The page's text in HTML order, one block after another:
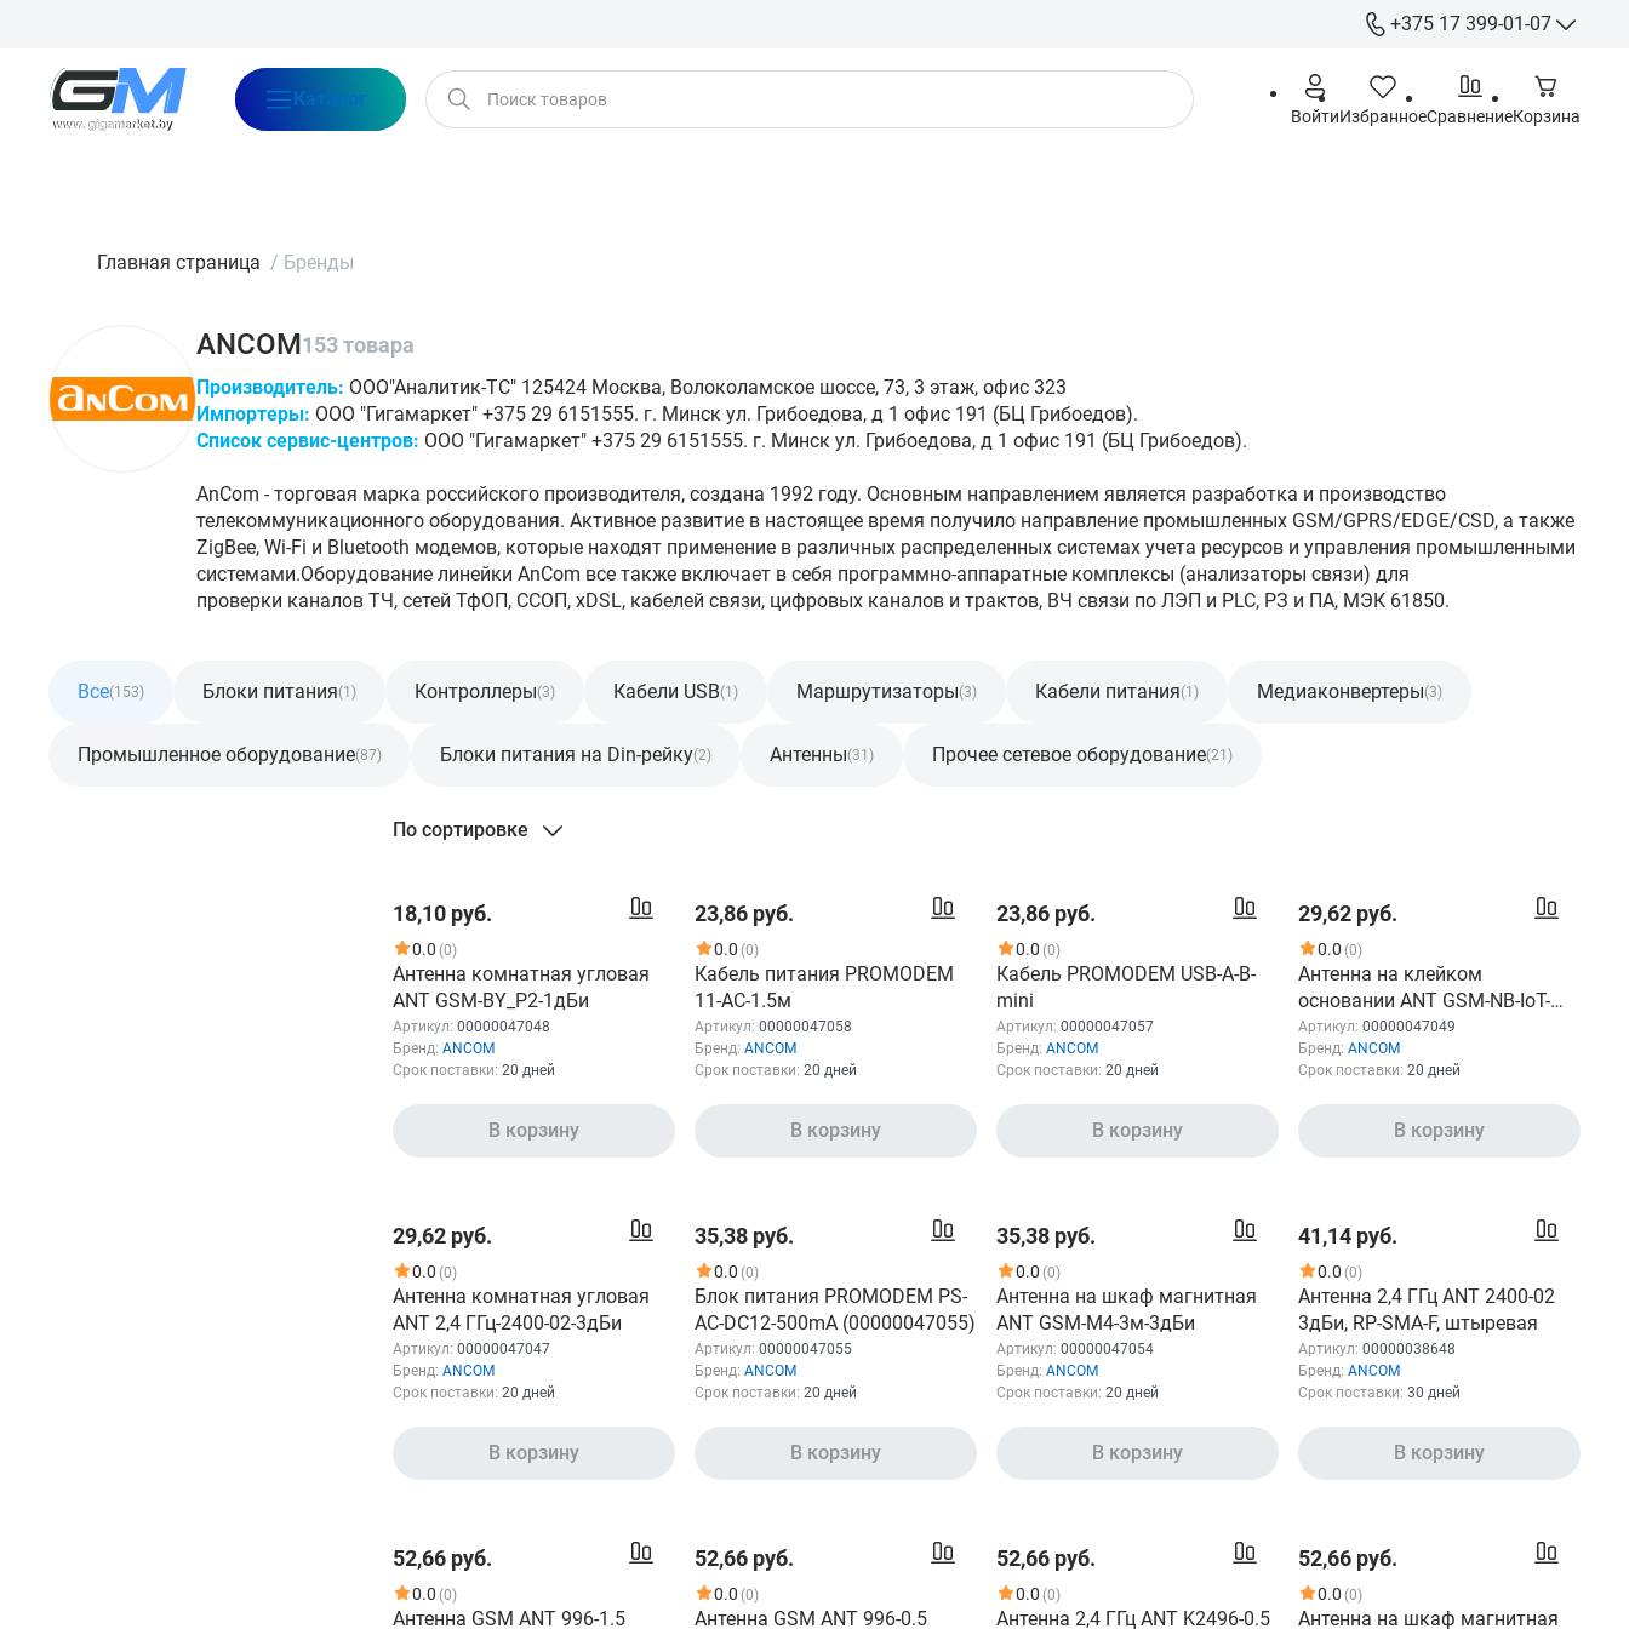
+375 17 399-01-07
+375 17 399-
+375 29 555-
Каталог
ВойтиИзбранноеСравнениеКорзина
Главная страница / Бренды
ANCOM153 товара
Производитель: ООО"Аналитик-ТС" 125424 Москва, Волоколамское шоссе, 73, 3 этаж, офис 323
Импортеры: ООО "Гигамаркет" +375 29 6151555. г. Минск ул. Грибоедова, д 1 офис 191 (БЦ Грибоедов).
Список сервис-центров: ООО "Гигамаркет" +375 29 6151555. г. Минск ул. Грибоедова, д 1 офис 191 (БЦ Грибоедов).
AnCom - торговая марка российского производителя, создана 1992 году. Основным направлением является разработка и производство
телекоммуникационного оборудования. Активное развитие в настоящее время получило направление промышленных GSM/GPRS/EDGE/CSD, а также
ZigBee, Wi-Fi и Bluetooth модемов, которые находят применение в различных распределенных системах учета ресурсов и управления промышленными
системами.Оборудование линейки AnCom все также включает в себя программно-аппаратные комплексы (анализаторы связи) для
проверки каналов ТЧ, сетей ТфОП, ССОП, xDSL, кабелей связи, цифровых каналов и трактов, ВЧ связи по ЛЭП и PLC, РЗ и ПА, МЭК 61850.
Все(153) Блоки питания(1) Контроллеры(3) Кабели USB(1) Маршрутизаторы(3) Кабели питания(1) Медиаконвертеры(3)
Промышленное оборудование(87) Блоки питания на Din-рейку(2) Антенны(31) Прочее сетевое оборудование(21)
По сортировке
18,10 руб.
0.0 (0)
Антенна комнатная угловая
ANT GSM-BY_P2-1дБи
Артикул: 00000047048
Бренд: ANCOM
Срок поставки: 20 дней
В корзину
23,86 руб.
0.0 (0)
Кабель питания PROMODEM
11-AC-1.5м
Артикул: 00000047058
Бренд: ANCOM
Срок поставки: 20 дней
В корзину
23,86 руб.
0.0 (0)
Кабель PROMODEM USB-A-B-
mini
Артикул: 00000047057
Бренд: ANCOM
Срок поставки: 20 дней
В корзину
29,62 руб.
0.0 (0)
Антенна на клейком
основании ANT GSM-NB-IoT-
BY05-3м-2.5дБи
Артикул: 00000047049
Бренд: ANCOM
Срок поставки: 20 дней
В корзину
29,62 руб.
0.0 (0)
Антенна комнатная угловая
ANT 2,4 ГГц-2400-02-3дБи
Артикул: 00000047047
Бренд: ANCOM
Срок поставки: 20 дней
В корзину
35,38 руб.
0.0 (0)
Блок питания PROMODEM PS-
AC-DC12-500mA (00000047055)
Артикул: 00000047055
Бренд: ANCOM
Срок поставки: 20 дней
В корзину
35,38 руб.
0.0 (0)
Антенна на шкаф магнитная
ANT GSM-M4-3м-3дБи
Артикул: 00000047054
Бренд: ANCOM
Срок поставки: 20 дней
В корзину
41,14 руб.
0.0 (0)
Антенна 2,4 ГГц ANT 2400-02
3дБи, RP-SMA-F, штыревая
Артикул: 00000038648
Бренд: ANCOM
Срок поставки: 30 дней
В корзину
52,66 руб.
0.0 (0)
Антенна GSM ANT 996-1.5
52,66 руб.
0.0 (0)
Антенна GSM ANT 996-0.5
52,66 руб.
0.0 (0)
Антенна 2,4 ГГц ANT K2496-0.5
52,66 руб.
0.0 (0)
Антенна на шкаф магнитная